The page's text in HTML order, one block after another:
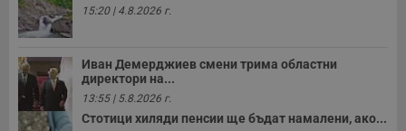
15:20 | 4.8.2026 г.
Иван Демерджиев смени трима областни
директори на...
13:55 | 5.8.2026 г.
Стотици хиляди пенсии ще бъдат намалени, ако...